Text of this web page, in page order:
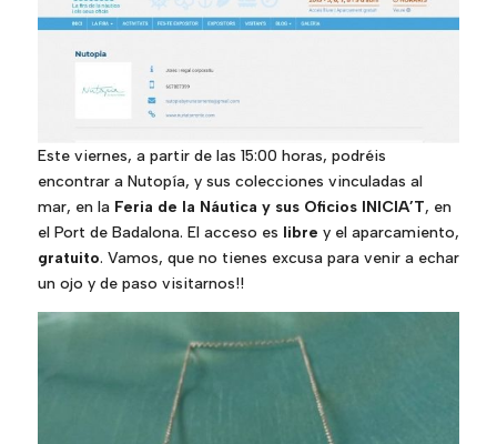
Este viernes, a partir de las 15:00 horas, podréis
encontrar a Nutopía, y sus colecciones vinculadas al
mar, en la Feria de la Náutica y sus Oficios INICIA’T, en
el Port de Badalona. El acceso es libre y el aparcamiento,
gratuito. Vamos, que no tienes excusa para venir a echar
un ojo y de paso visitarnos!!